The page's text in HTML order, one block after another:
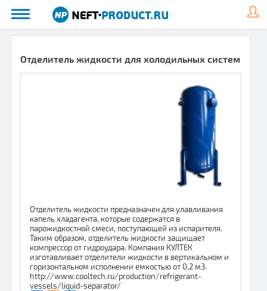
Отделитель жидкости для холодильных систем
Отделитель жидкости предназначен для улавливания
капель хладагента, которые содержатся в
парожидкостной смеси, поступающей из испарителя.
Таким образом, отделитель жидкости защищает
компрессор от гидроудара. Компания КУЛТЕК
изготавливает отделители жидкости в вертикальном и
горизонтальном исполнении емкостью от 0,2 м3.
http://www.cooltech.ru/production/refrigerant-
vessels/liquid-separator/